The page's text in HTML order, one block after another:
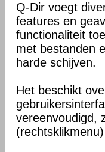
Q-Dir voegt
features en
functionaliteit
met bestanden
harde schijven.
Het beschikt
vereenvoudigd,